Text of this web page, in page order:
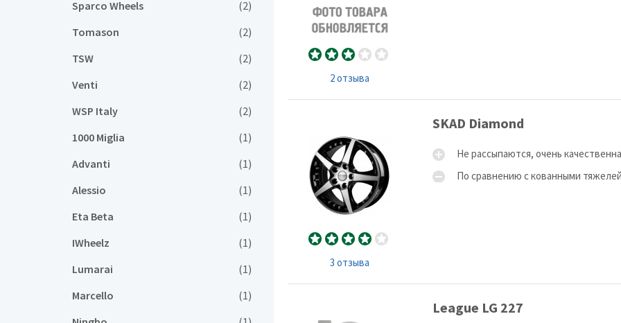
2 отзыва
3 отзыва
SKAD Diamond
Не рассыпаются, очень
По сравнению с кованными
League LG 227
Sparco Wheels (2)
Tomason (2)
TSW (2)
Venti (2)
WSP Italy (2)
1000 Miglia (1)
Advanti (1)
Alessio (1)
Eta Beta (1)
IWheelz (1)
Lumarai (1)
Marcello (1)